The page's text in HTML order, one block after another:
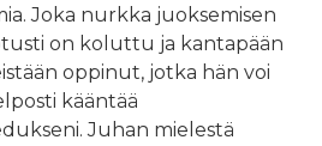
Joka nurkka juoksemisen
on koluttu ja kantapään
oppinut, jotka hän voi
kääntää
Juhan mielestä